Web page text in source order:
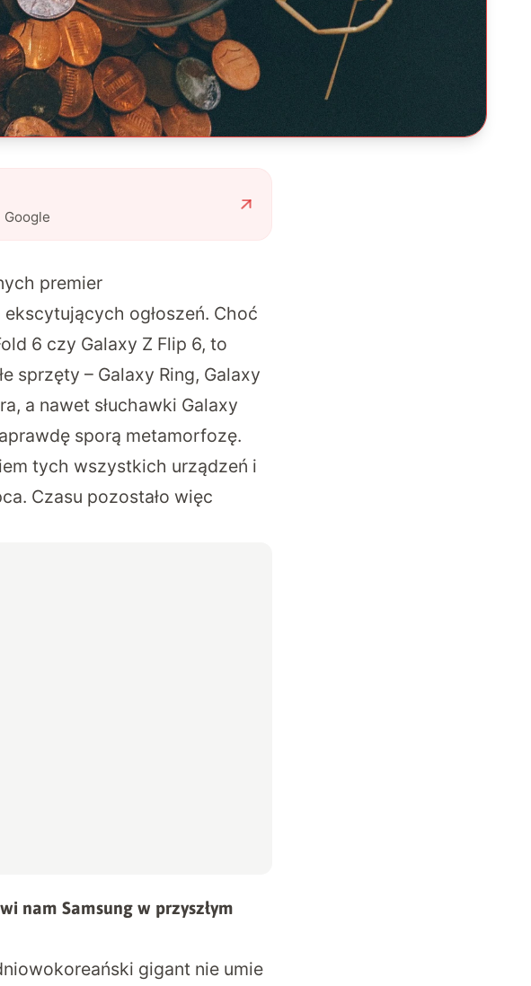
premier
ogłoszeń. Choć
6 czy Galaxy Z Flip 6, to
sprzęty – Galaxy Ring, Galaxy
a nawet słuchawki Galaxy
sporą metamorfozę.
tych wszystkich urządzeń i
Czasu pozostało więc
nam Samsung w przyszłym
gigant nie umie